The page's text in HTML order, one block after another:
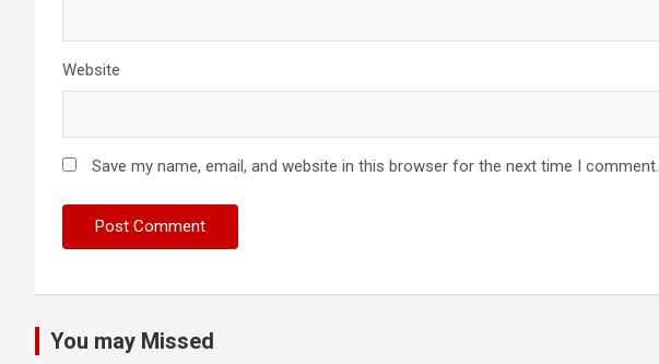
Website
Save my name, email, and website in this browser for the next time I comment.
You may Missed